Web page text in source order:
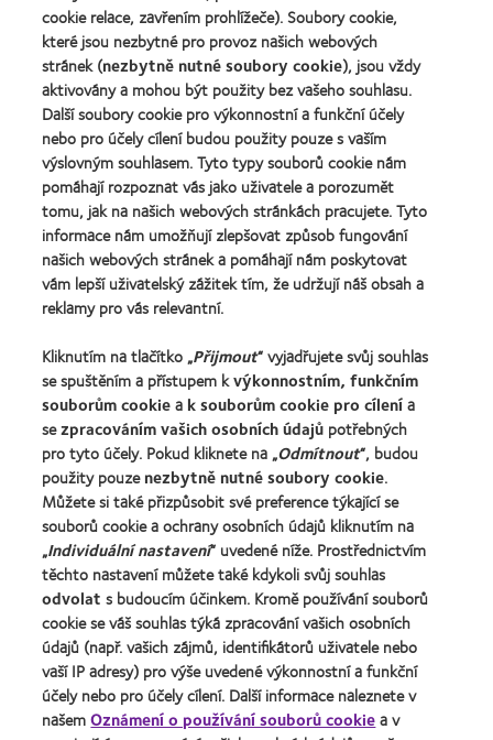
Cena
REBRAND
100®
Global
Award
za
rok
2012
(2012)
Naše produkty
Technologie kontaktních čoček
Najděte ty pravé čočky pro vás
Kontaktní čočky a zrak
Nový uživatel
Zkušený uživatel
Blog
O společnosti CooperVision
Kariéra v CooperVision
Kontaktujte nás
Právní rámec
Ochrana osobních údajů
Oznámení o používání souborů cookie
Podmínky poskytování služeb
cookie relace, zavřením prohlížeče). Soubory cookie,
které jsou nezbytné pro provoz našich webových
stránek (nezbytně nutné soubory cookie), jsou vždy
aktivovány a mohou být použity bez vašeho souhlasu.
Další soubory cookie pro výkonnostní a funkční účely
nebo pro účely cílení budou použity pouze s vaším
výslovným souhlasem. Tyto typy souborů cookie nám
pomáhají rozpoznat vás jako uživatele a porozumět
tomu, jak na našich webových stránkách pracujete. Tyto
informace nám umožňují zlepšovat způsob fungování
našich webových stránek a pomáhají nám poskytovat
vám lepší uživatelský zážitek tím, že udržují náš obsah a
reklamy pro vás relevantní.
Kliknutím na tlačítko „Přijmout“ vyjadřujete svůj souhlas
se spuštěním a přístupem kvýkonnostním, funkčním
souborům cookiea k souborům cookie pro cílenía
sezpracováním vašich osobních údajů potřebných
pro tyto účely. Pokud kliknete na „Odmítnout“, budou
použity pouzenezbytně nutné soubory cookie.
Můžete si také přizpůsobit své preference týkající se
souborů cookie a ochrany osobních údajů kliknutím na
„Individuální nastavení“ uvedené níže. Prostřednictvím
těchto nastavení můžete také kdykoli svůj souhlas
odvolat s budoucím účinkem. Kromě používání souborů
cookie se váš souhlas týká zpracování vašich osobních
údajů (např. vašich zájmů, identifikátorů uživatele nebo
vaší IP adresy) pro výše uvedené výkonnostní a funkční
účely nebo pro účely cílení. Další informace naleznete v
našemOznámení o používání souborů cookiea v